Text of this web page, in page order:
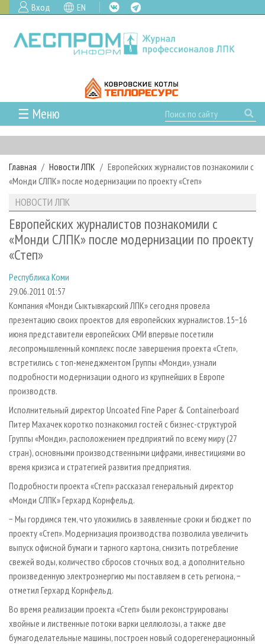
Вход EN
☰ Меню
ГЛАВНАЯ
РУБРИКИ И ТЕМЫ
РУБРИКИ ЖУРНАЛА
ЛЕСОЗАГОТОВКА
ЛЕСОПИЛЕНИЕ
ДЕРЕВООБРАБОТКА
СУШКА ДРЕВЕСИНЫ
ПРОИЗВОДСТВО ДРЕВЕСНЫХ ПЛИТ
ДЕРЕВЯННОЕ ДОМОСТРОЕНИЕ
ПРОИЗВОДСТВО МЕБЕЛИ
БИОЭНЕРГЕТИКА
ЦБП
ИНСТРУМЕНТ И МАТЕРИАЛЫ
НОВОСТИ
НОВОСТИ ЛПК
НОВОСТИ ЖУРНАЛА
НОВОСТИ КОМПАНИЙ
ПРОЕКТЫ ЛПИ
АНАЛИТИКА
ПРЕДПРИЯТИЯ ЛПК
ЛЕСНЫЕ РЕГИОНЫ РОССИИ
ПЕРСОНЫ
МОБИЛЬНЫЕ ВЫСТАВКИ
ОФИЦИАЛЬНЫЕ ДЕЛЕГАЦИИ
ПРИОРИТЕТНЫЕ ИНВЕСТПРОЕКТЫ
RUSSIAN FORESTRY REVIEW
ГАЗЕТА ЛЕСПРОМФОРУМ
БИБЛИОТЕКА СПЕЦИАЛИСТА
АРХИВ ЖУРНАЛОВ
СТАТЬИ
О ЖУРНАЛЕ
ПОДПИСКА
КОНТАКТЫ
РЕКЛАМОДАТЕЛЯМ
РЕКЛАМА
РЕКЛАМА НА САЙТЕ
Главная Новости ЛПК
Европейских журналистов познакомили с
«Монди СЛПК» после модернизации по проекту «Степ»
НОВОСТИ ЛПК
Европейских журналистов познакомили с
«Монди СЛПК» после модернизации по проекту
«Степ»
Республика Коми
29.06.2011 01:57
Компания «Монди Сыктывкарский ЛПК» сегодня провела
презентацию своих проектов для европейских журналистов. 15−16
июня представители европейских СМИ впервые посетили
лесопромышленный комплекс после завершения проекта «Степ»,
встретились с топ-менеджментом Группы «Монди», узнали
подробности модернизации одного из крупнейших в Европе
производств.
Исполнительный директор Uncoated Fine Paper & Containerboard
Питер Махачек коротко познакомил гостей с бизнес-структурой
Группы «Монди», расположением предприятий по всему миру (27
стран), основными производственными цифрами, инвестициями во
время кризиса и стратегией развития предприятия.
Подробности проекта «Степ» рассказал генеральный директор
«Монди СЛПК» Герхард Корнфельд.
− Мы гордимся тем, что уложились в заявленные сроки и бюджет по
проекту «Степ». Модернизация производства позволила увеличить
выпуск офисной бумаги и тарного картона, снизить потребление
свежей воды, количество сбросов сточных вод, а дополнительно
произведенную электроэнергию мы поставляем в сеть региона, −
отметил Герхард Корнфельд.
Во время реализации проекта «Степ» были реконструированы
хвойные и лиственные потоки варки целлюлозы, а также две
бумагоделательные машины, построен новый содорегенерационный